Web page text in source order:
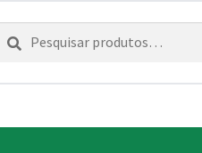
Pesquisar
por:
Pesquisa